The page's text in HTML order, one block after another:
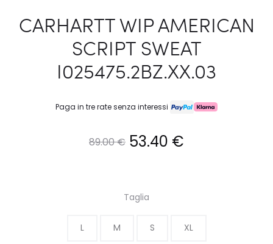
CARHARTT WIP AMERICAN
SCRIPT SWEAT
I025475.2BZ.XX.03
Paga in tre rate senza interessi
89.00€ Il
originale
era:
53.40 €
è:
Taglia
L M S XL